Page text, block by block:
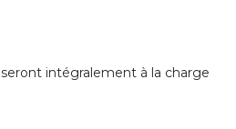
intégralement à la charge